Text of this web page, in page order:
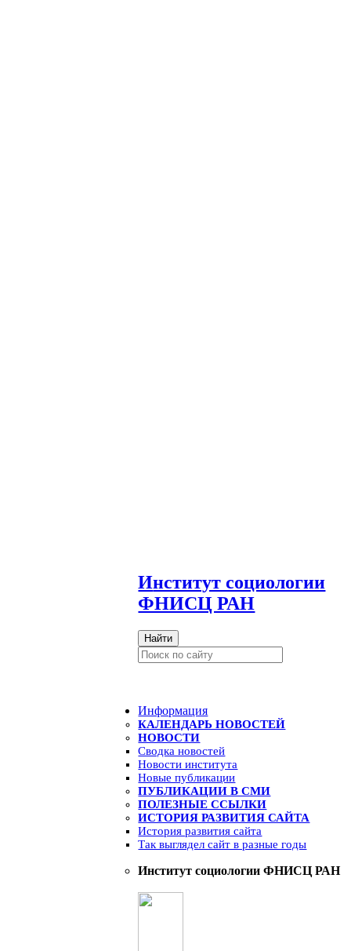
Институт социологии
ФНИСЦ РАН
Найти
Информация
КАЛЕНДАРЬ НОВОСТЕЙ
НОВОСТИ
Сводка новостей
Новости института
Новые публикации
ПУБЛИКАЦИИ В СМИ
ПОЛЕЗНЫЕ ССЫЛКИ
ИСТОРИЯ РАЗВИТИЯ САЙТА
История развития сайта
Так выглядел сайт в разные годы
Институт социологии ФНИСЦ РАН